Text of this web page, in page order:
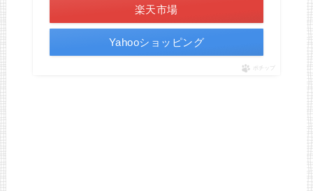
楽天市場
Yahooショッピング
ポチップ